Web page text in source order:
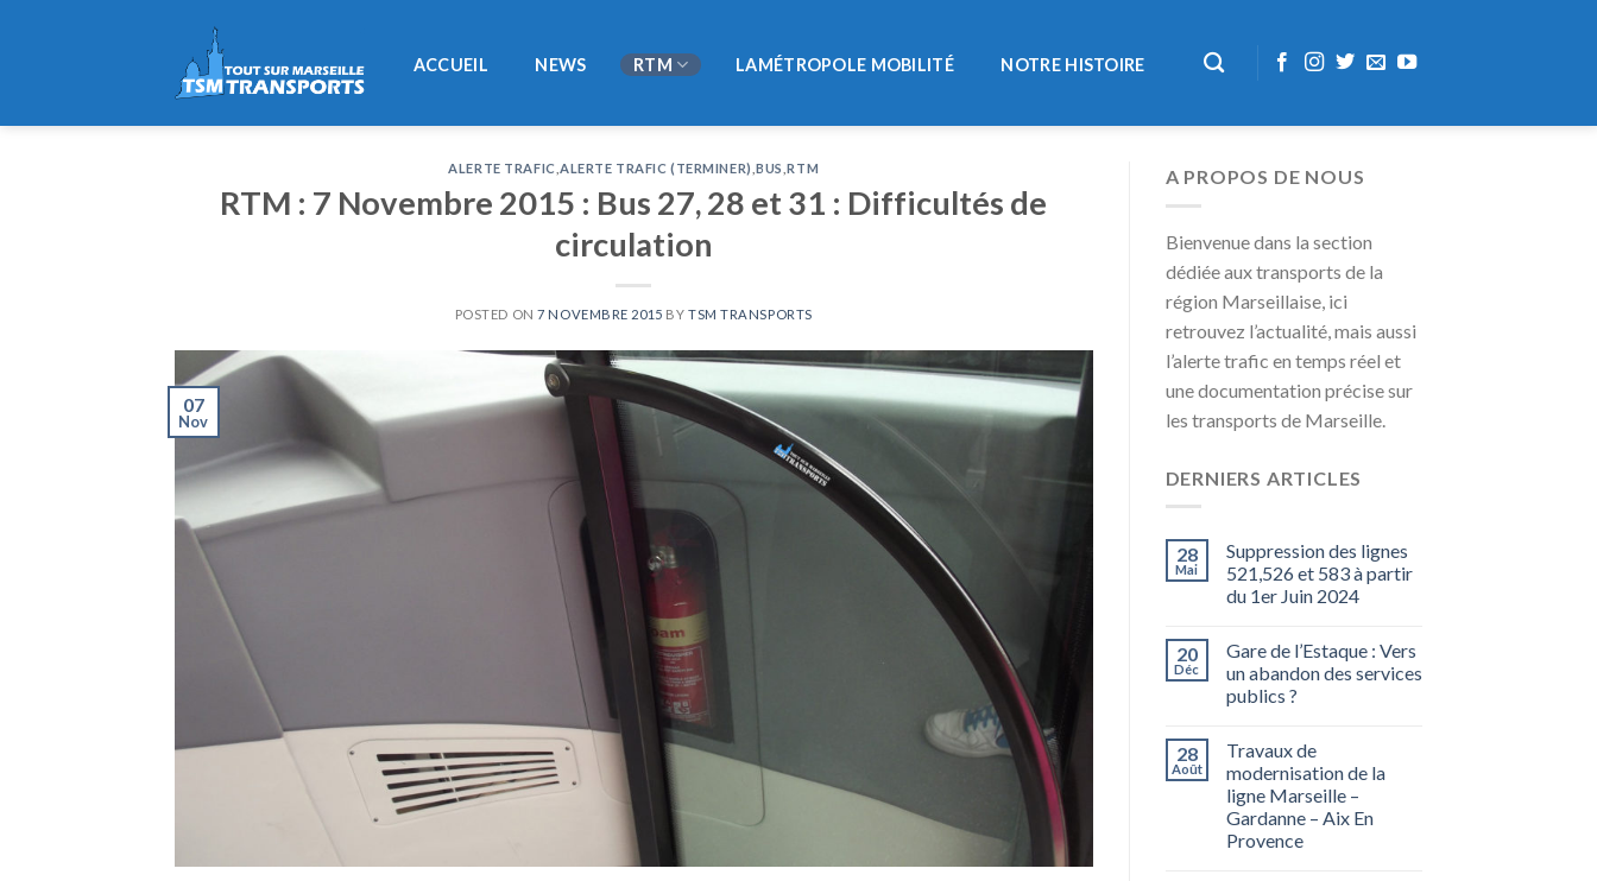
ACCUEIL NEWS RTM LAMÉTROPOLE MOBILITÉ NOTRE HISTOIRE
ALERTE TRAFIC ,ALERTE TRAFIC (TERMINER) ,BUS ,RTM
RTM : 7 Novembre 2015 : Bus 27, 28 et 31 : Difficultés de
circulation
POSTED ON7 NOVEMBRE 2015 BY TSM TRANSPORTS
07
Nov
A PROPOS DE NOUS
Bienvenue dans la section
dédiée aux transports de la
région Marseillaise, ici
retrouvez l’actualité, mais aussi
l’alerte trafic en temps réel et
une documentation précise sur
les transports de Marseille.
DERNIERS ARTICLES
28
Mai
Suppression des lignes
521,526 et 583 à partir
du 1er Juin 2024
20
Déc
Gare de l’Estaque : Vers
un abandon des services
publics ?
28
Août
Travaux de
modernisation de la
ligne Marseille –
Gardanne – Aix En
Provence